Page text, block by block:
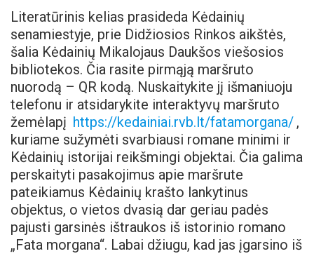
Literatūrinis kelias prasideda Kėdainių
senamiestyje, prie Didžiosios Rinkos aikštės,
šalia Kėdainių Mikalojaus Daukšos viešosios
bibliotekos. Čia rasite pirmąją maršruto
nuorodą – QR kodą. Nuskaitykite jį išmaniuoju
telefonu ir atsidarykite interaktyvų maršruto
žemėlapį https://kedainiai.rvb.lt/fatamorgana/ ,
kuriame sužymėti svarbiausi romane minimi ir
Kėdainių istorijai reikšmingi objektai. Čia galima
perskaityti pasakojimus apie maršrute
pateikiamus Kėdainių krašto lankytinus
objektus, o vietos dvasią dar geriau padės
pajusti garsinės ištraukos iš istorinio romano
„Fata morgana“. Labai džiugu, kad jas įgarsino iš